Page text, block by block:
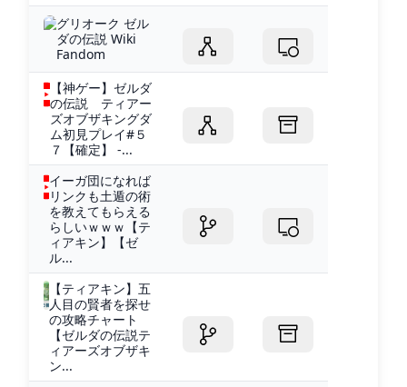
グリオーク ゼル
ダの伝説 Wiki
Fandom
【神ゲー】ゼルダ
の伝説 ティアー
ズオブザキングダ
ム初見プレイ#５
７【確定】 -...
イーガ団になれば
リンクも土遁の術
を教えてもらえる
らしいｗｗｗ【テ
ィアキン】【ゼ
ル...
【ティアキン】五
人目の賢者を探せ
の攻略チャート
【ゼルダの伝説テ
ィアーズオブザキ
ン...